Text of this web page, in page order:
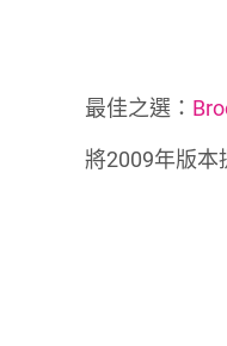
最佳之選：
將2009年版本